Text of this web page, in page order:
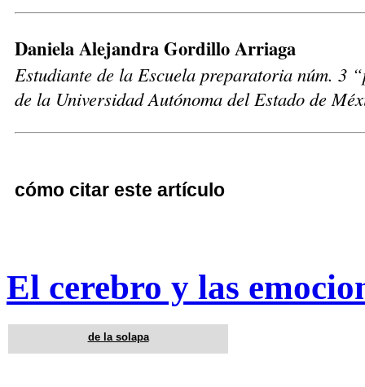
Daniela Alejandra Gordillo Arriaga
Estudiante de la Escuela preparatoria núm. 3
de la Universidad Autónoma del Estado de
cómo citar este artículo
El cerebro y las
de la solapa